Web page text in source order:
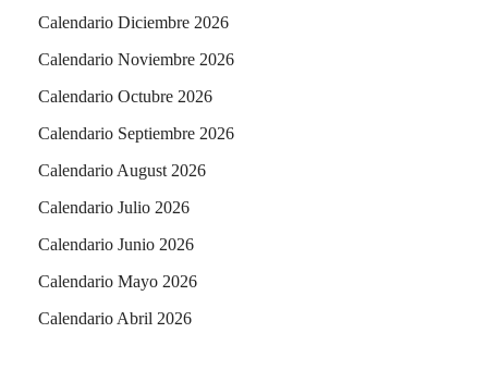
Calendario Diciembre 2026
Calendario Noviembre 2026
Calendario Octubre 2026
Calendario Septiembre 2026
Calendario August 2026
Calendario Julio 2026
Calendario Junio 2026
Calendario Mayo 2026
Calendario Abril 2026